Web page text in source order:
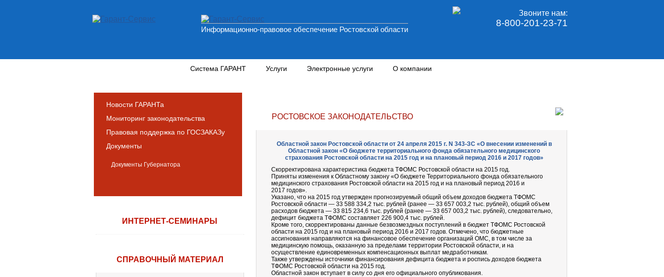
Информационно-правовое обеспечение Ростовской области
Звоните нам:
8-800-201-23-71
Система ГАРАНТ Услуги Электронные услуги О компании
Новости ГАРАНТа
Мониторинг законодательства
Правовая поддержка по ГОСЗАКАЗу
Документы
Документы Губернатора
ИНТЕРНЕТ-СЕМИНАРЫ
СПРАВОЧНЫЙ МАТЕРИАЛ
РОСТОВСКОЕ ЗАКОНОДАТЕЛЬСТВО
Областной закон Ростовской области от 24 апреля 2015 г. N 343-ЗС «О внесении изменений в
Областной закон «О бюджете территориального фонда обязательного медицинского
страхования Ростовской области на 2015 год и на плановый период 2016 и 2017 годов»
Скорректирована характеристика бюджета ТФОМС Ростовской области на 2015 год.
Приняты изменения к Областному закону «О бюджете Территориального фонда обязательного
медицинского страхования Ростовской области на 2015 год и на плановый период 2016 и
2017 годов».
Указано, что на 2015 год утвержден прогнозируемый общий объем доходов бюджета ТФОМС
Ростовской области — 33 588 334,2 тыс. рублей (ранее — 33 657 003,2 тыс. рублей), общий объем
расходов бюджета — 33 815 234,6 тыс. рублей (ранее — 33 657 003,2 тыс. рублей), следовательно,
дефицит бюджета ТФОМС составляет 226 900,4 тыс. рублей.
Кроме того, скорректированы данные безвозмездных поступлений в бюджет ТФОМС Ростовской
области на 2015 год и на плановый период 2016 и 2017 годов. Отмечено, что бюджетные
ассигнования направляются на финансовое обеспечение организаций ОМС, в том числе за
медицинскую помощь, оказанную за пределами территории Ростовской области, и на
осуществление единовременных компенсационных выплат медработникам.
Также утверждены источники финансирования дефицита бюджета и роспись доходов бюджета
ТФОМС Ростовской области на 2015 год.
Областной закон вступает в силу со дня его официального опубликования.